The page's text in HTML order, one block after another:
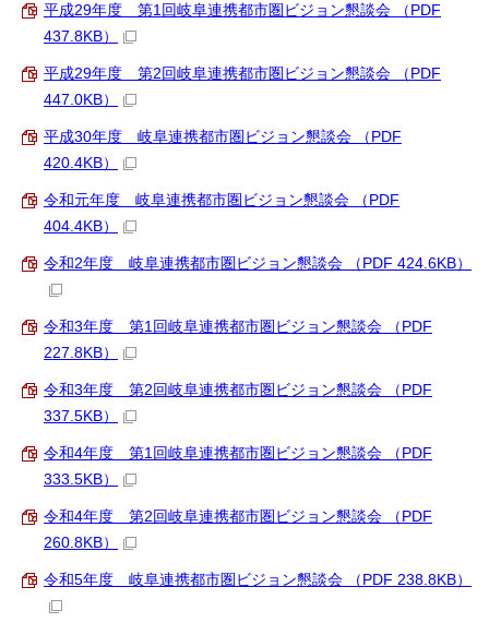
平成29年度 第1回岐阜連携都市圏ビジョン懇談会 （PDF
437.8KB）
平成29年度 第2回岐阜連携都市圏ビジョン懇談会 （PDF
447.0KB）
平成30年度 岐阜連携都市圏ビジョン懇談会 （PDF
420.4KB）
令和元年度 岐阜連携都市圏ビジョン懇談会 （PDF
404.4KB）
令和2年度 岐阜連携都市圏ビジョン懇談会 （PDF 424.6KB）
令和3年度 第1回岐阜連携都市圏ビジョン懇談会 （PDF
227.8KB）
令和3年度 第2回岐阜連携都市圏ビジョン懇談会 （PDF
337.5KB）
令和4年度 第1回岐阜連携都市圏ビジョン懇談会 （PDF
333.5KB）
令和4年度 第2回岐阜連携都市圏ビジョン懇談会 （PDF
260.8KB）
令和5年度 岐阜連携都市圏ビジョン懇談会 （PDF 238.8KB）